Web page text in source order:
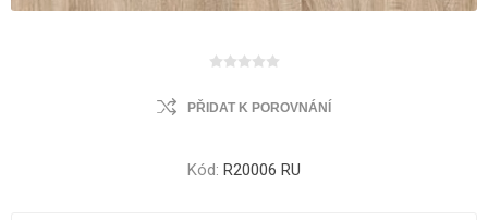
PŘIDAT K POROVNÁNÍ
Kód: R20006 RU